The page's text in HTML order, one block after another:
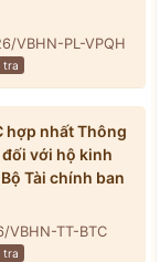
VBHN-PL-VPQH
tra
hợp nhất Thông
với hộ kinh
Tài chính ban
VBHN-TT-BTC
tra